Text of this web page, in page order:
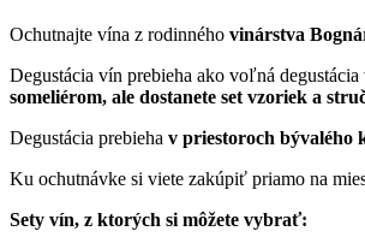
Ochutnajte vína z rodinného vinárstva
Degustácia vín prebieha ako voľná
someliérom, ale dostanete set vzoriek a
Degustácia prebieha v priestoroch bývalého
Ku ochutnávke si viete zakúpiť priamo na
Sety vín, z ktorých si môžete vybrať: